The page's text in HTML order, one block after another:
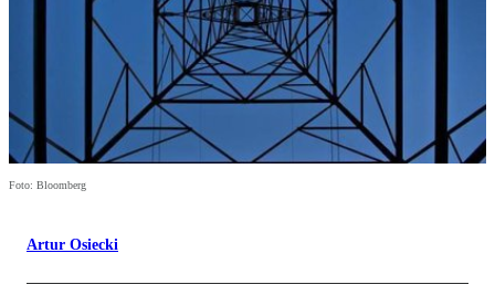
Foto: Bloomberg
Artur Osiecki